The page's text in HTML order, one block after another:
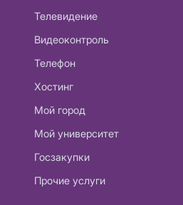
Телевидение
Видеоконтроль
Телефон
Хостинг
Мой город
Мой университет
Госзакупки
Прочие услуги